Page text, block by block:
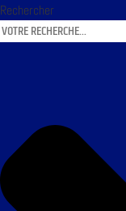
Rechercher